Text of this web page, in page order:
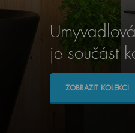
je součást
ZOBRAZIT KOLEKCI